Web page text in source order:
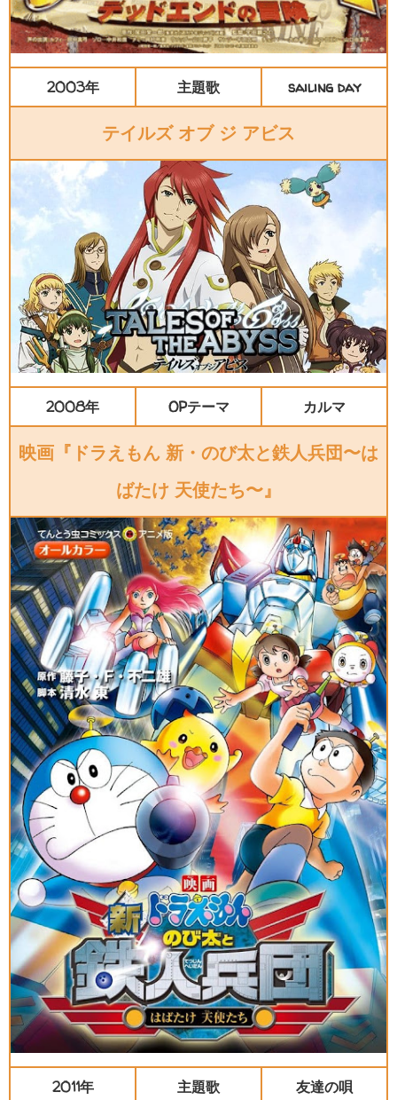
2003年 主題歌 sailing day
テイルズ オブ ジ アビス
2008年 OPテーマ カルマ
映画『ドラえもん 新・のび太と鉄人兵団〜は
ばたけ 天使たち〜』
2011年 主題歌 友達の唄